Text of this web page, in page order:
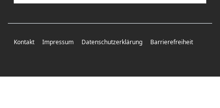
Kontakt Impressum Datenschutzerklärung Barrierefreiheit